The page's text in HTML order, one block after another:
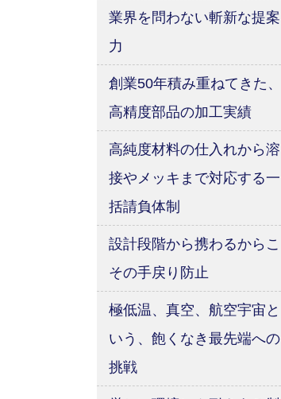
業界を問わない斬新な提案
力
創業50年積み重ねてきた、
高精度部品の加工実績
高純度材料の仕入れから溶
接やメッキまで対応する一
括請負体制
設計段階から携わるからこ
その手戻り防止
極低温、真空、航空宇宙と
いう、飽くなき最先端への
挑戦